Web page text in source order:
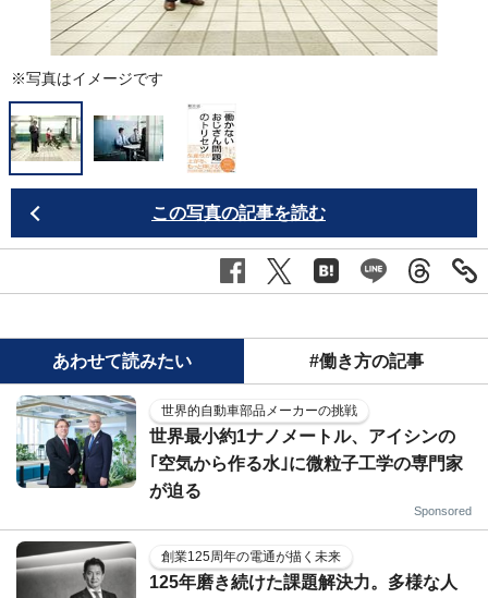
※写真はイメージです
この写真の記事を読む
あわせて読みたい #働き方の記事
世界的自動車部品メーカーの挑戦
世界最小約1ナノメートル、アイシンの
｢空気から作る水｣に微粒子工学の専門家
が迫る
Sponsored
創業125周年の電通が描く未来
125年磨き続けた課題解決力。多様な人